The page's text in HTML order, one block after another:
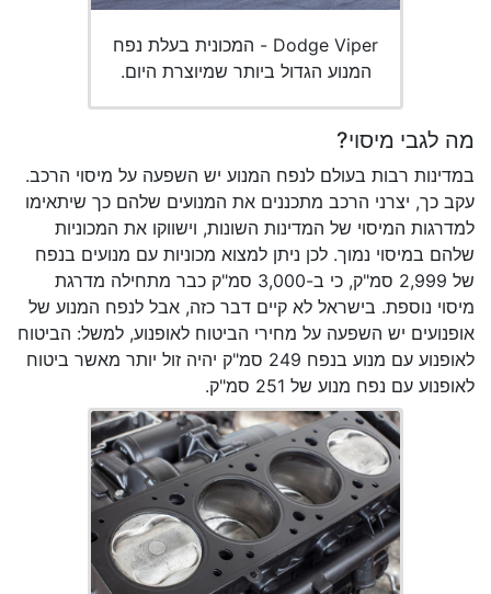
Dodge Viper - המכונית בעלת נפח
המנוע הגדול ביותר שמיוצרת היום.
מה לגבי מיסוי?
במדינות רבות בעולם לנפח המנוע יש השפעה על מיסוי הרכב.
עקב כך, יצרני הרכב מתכננים את המנועים שלהם כך שיתאימו
למדרגות המיסוי של המדינות השונות, וישווקו את המכוניות
שלהם במיסוי נמוך. לכן ניתן למצוא מכוניות עם מנועים בנפח
של 2,999 סמ"ק, כי ב-3,000 סמ"ק כבר מתחילה מדרגת
מיסוי נוספת. בישראל לא קיים דבר כזה, אבל לנפח המנוע של
אופנועים יש השפעה על מחירי הביטוח לאופנוע, למשל: הביטוח
לאופנוע עם מנוע בנפח 249 סמ"ק יהיה זול יותר מאשר ביטוח
לאופנוע עם נפח מנוע של 251 סמ"ק.